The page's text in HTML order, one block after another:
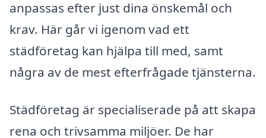
anpassas efter just dina önskemål och
krav. Här går vi igenom vad ett
städföretag kan hjälpa till med, samt
några av de mest efterfrågade tjänsterna.
Städföretag är specialiserade på att skapa
rena och trivsamma miljöer. De har